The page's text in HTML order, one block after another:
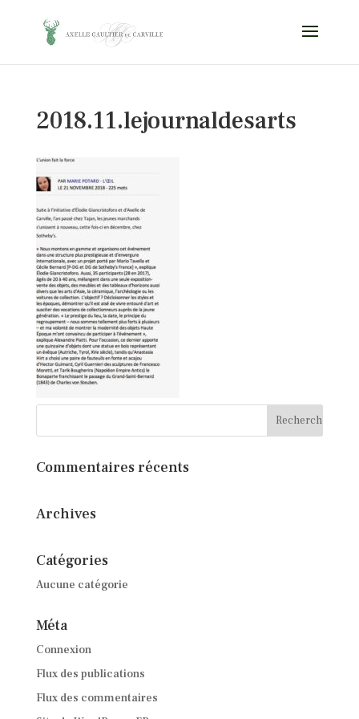
2018.11.lejournaldesarts
Commentaires récents
Archives
Catégories
Aucune catégorie
Méta
Connexion
Flux des publications
Flux des commentaires